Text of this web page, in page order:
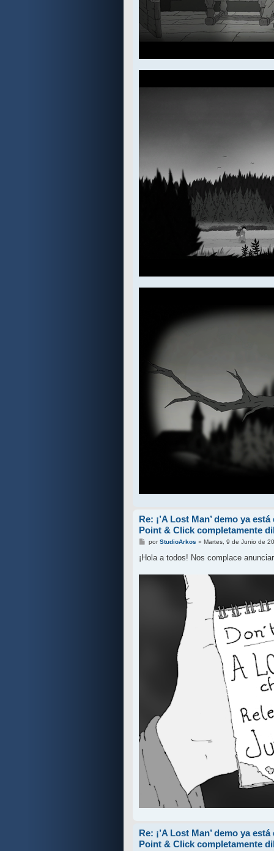
Re: ¡’A Lost Man’ demo ya
Point & Click completamente
M
n
porStudioArkos » Martes, 9 de Junio de
¡Hola a todos! Nos complace
Re: ¡’A Lost Man’ demo ya
Point & Click completamente